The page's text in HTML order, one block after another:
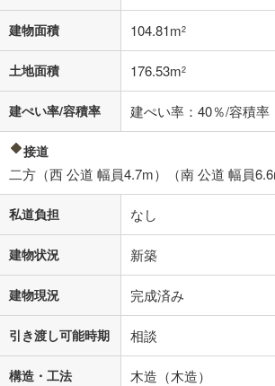
不動産会社に購入相談をす
建物面積 104.81m2
土地面積 176.53m2
建ぺい率/容積率 建ぺい率：40％/容積率
接道
二方（西 公道 幅員4.7m）（南 公道 幅員
私道負担 なし
建物状況 新築
建物現況 完成済み
引き渡し可能時期 相談
構造・工法 木造（木造）